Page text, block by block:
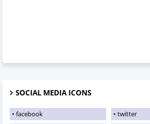
SOCIAL MEDIA ICONS
facebook
twitter